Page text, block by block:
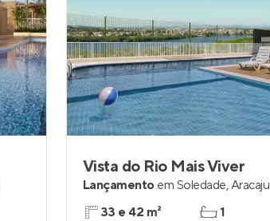
Vista do Rio Mais Viver
Lançamento em Soledade,Aracaju
33 e 42 m²
1